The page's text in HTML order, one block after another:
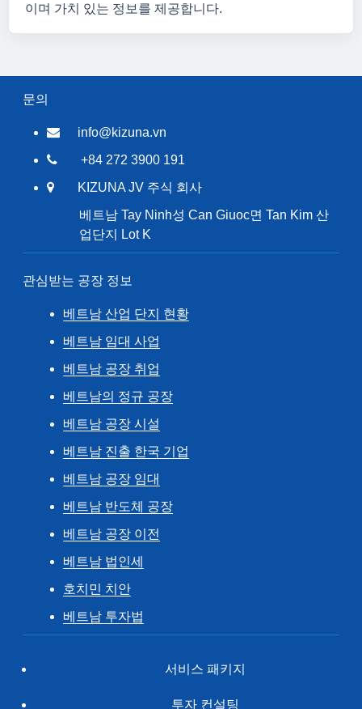
이며 가치 있는 정보를 제공합니다.
문의
info@kizuna.vn
+84 272 3900 191
KIZUNA JV 주식 회사
베트남 Tay Ninh성 Can Giuoc면 Tan Kim 산
업단지 Lot K
관심받는 공장 정보
베트남 산업 단지 현황
베트남 임대 사업
베트남 공장 취업
베트남의 정규 공장
베트남 공장 시설
베트남 진출 한국 기업
베트남 공장 임대
베트남 반도체 공장
베트남 공장 이전
베트남 법인세
호치민 치안
베트남 투자법
서비스 패키지
투자 컨설팅